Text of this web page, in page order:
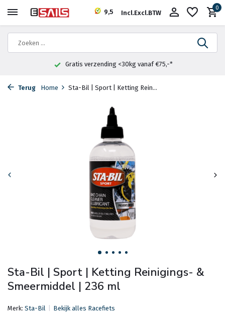
9,5 Incl.Excl.BTW
0
Gratis verzending <30kg vanaf €75,-*
Terug Home Sta-Bil | Sport | Ketting Rein...
Sta-Bil | Sport | Ketting Reinigings- &
Smeermiddel | 236 ml
Merk: Sta-Bil Bekijk alles Racefiets